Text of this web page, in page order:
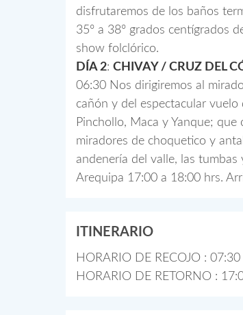
disfrutaremos de los baños
35º a 38º grados centígrados
show folclórico.
DÍA 2: CHIVAY / CRUZ DEL
06:30 Nos dirigiremos al
cañón y del espectacular
Pinchollo, Maca y Yanque;
miradores de choquetico y
andenería del valle, las
Arequipa 17:00 a 18:00 hrs.
ITINERARIO
HORARIO DE RECOJO :
HORARIO DE RETORNO :